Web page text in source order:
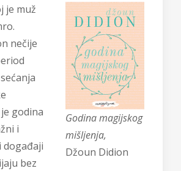
Godina magijskog
mišljenja,
Džoun Didion
je muž
nečije
godina
i
događaji
bez